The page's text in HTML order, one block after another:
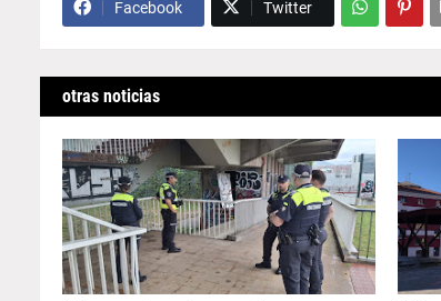
Facebook Twitter
otras noticias